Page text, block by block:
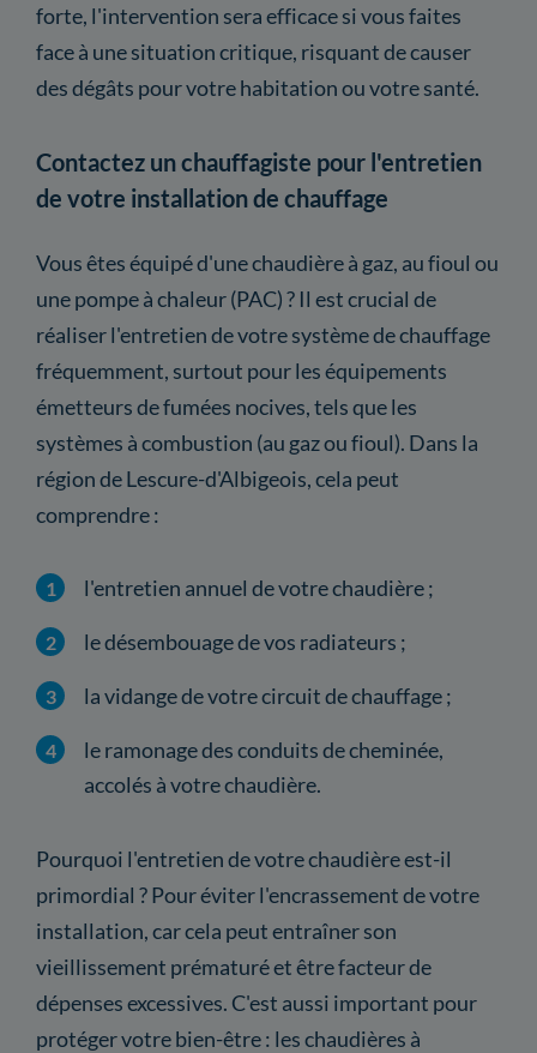
forte, l'intervention sera efficace si vous faites
face à une situation critique, risquant de causer
des dégâts pour votre habitation ou votre santé.
Contactez un chauffagiste pour l'entretien
de votre installation de chauffage
Vous êtes équipé d'une chaudière à gaz, au fioul ou
une pompe à chaleur (PAC) ? Il est crucial de
réaliser l'entretien de votre système de chauffage
fréquemment, surtout pour les équipements
émetteurs de fumées nocives, tels que les
systèmes à combustion (au gaz ou fioul). Dans la
région de Lescure-d'Albigeois, cela peut
comprendre :
l'entretien annuel de votre chaudière ;
le désembouage de vos radiateurs ;
la vidange de votre circuit de chauffage ;
le ramonage des conduits de cheminée,
accolés à votre chaudière.
Pourquoi l'entretien de votre chaudière est-il
primordial ? Pour éviter l'encrassement de votre
installation, car cela peut entraîner son
vieillissement prématuré et être facteur de
dépenses excessives. C'est aussi important pour
protéger votre bien-être : les chaudières à